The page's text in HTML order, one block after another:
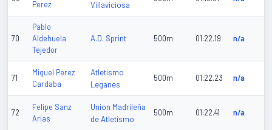
Perez
Villaviciosa
70
Pablo
Aldehuela
Tejedor
A.D. Sprint 500m 01:22.19 n/a
71
Miguel Perez
Cardaba
Atletismo
Leganes
500m 01:22.23 n/a
72
Felipe Sanz
Arias
Union Madrileña
de Atletismo
500m 01:22.41 n/a